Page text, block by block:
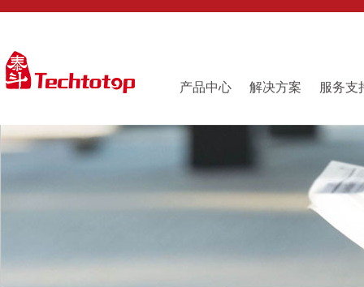
产品中心 解决方案 服务支